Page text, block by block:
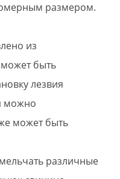
размером.
из
может быть
лезвия
можно
может быть
различные